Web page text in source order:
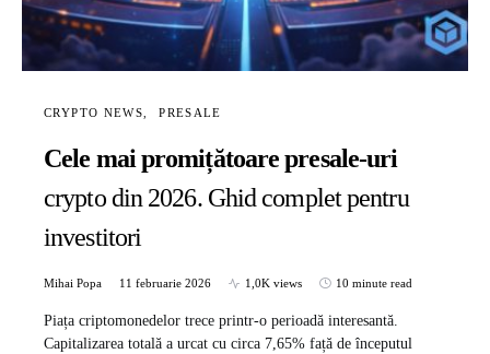
CRYPTO NEWS PRESALE
Cele mai promițătoare presale-uri
crypto din 2026. Ghid complet pentru
investitori
Mihai Popa 11 februarie 2026 1,0K views 10 minute read
Piața criptomonedelor trece printr-o perioadă interesantă.
Capitalizarea totală a urcat cu circa 7,65% față de începutul